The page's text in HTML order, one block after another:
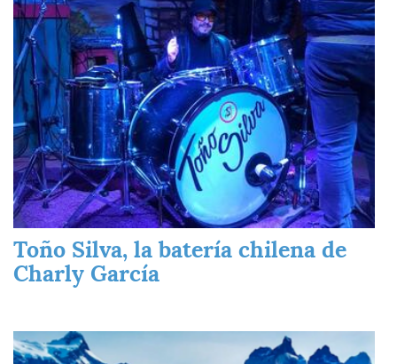
Toño Silva, la batería chilena de
Charly García
Imagen